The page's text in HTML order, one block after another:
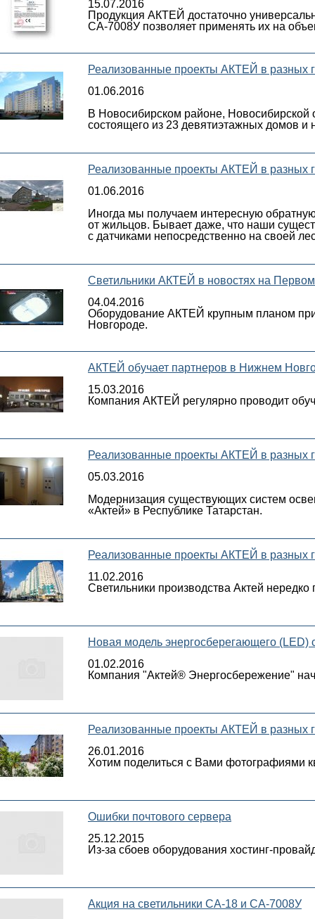
15.07.2016
Продукция АКТЕЙ достаточно
СА-7008У позволяет применять их на
Реализованные проекты АКТЕЙ в разных
01.06.2016
В Новосибирском районе, Новосибирской
состоящего из 23 девятиэтажных домов
Реализованные проекты АКТЕЙ в разных
01.06.2016
Иногда мы получаем интересную
от жильцов. Бывает даже, что наши
с датчиками непосредственно на своей
Светильники АКТЕЙ в новостях на
04.04.2016
Оборудование АКТЕЙ крупным планом
Новгороде.
АКТЕЙ обучает партнеров в Нижнем
15.03.2016
Компания АКТЕЙ регулярно проводит
Реализованные проекты АКТЕЙ в разных
05.03.2016
Модернизация существующих систем
«Актей» в Республике Татарстан.
Реализованные проекты АКТЕЙ в разных
11.02.2016
Светильники производства Актей
Новая модель энергосберегающего
01.02.2016
Компания "Актей® Энергосбережение"
Реализованные проекты АКТЕЙ в разных
26.01.2016
Хотим поделиться с Вами фотографиями
Ошибки почтового сервера
25.12.2015
Из-за сбоев оборудования хостинг-
Акция на светильники СА-18 и СА-7008У